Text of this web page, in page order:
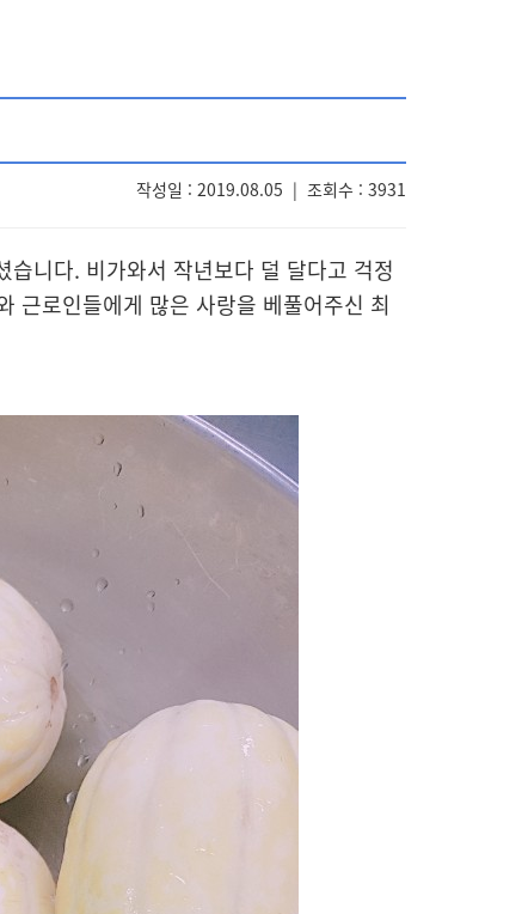
작성일 : 2019.08.05 | 조회수 : 3931
니다. 비가와서 작년보다 덜 달다고 걱정
근로인들에게 많은 사랑을 베풀어주신 최